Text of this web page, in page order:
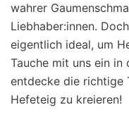
wahrer
Liebhaber:innen.
eigentlich ideal, um
Tauche mit uns ein in
entdecke die richtige
Hefeteig zu kreieren!